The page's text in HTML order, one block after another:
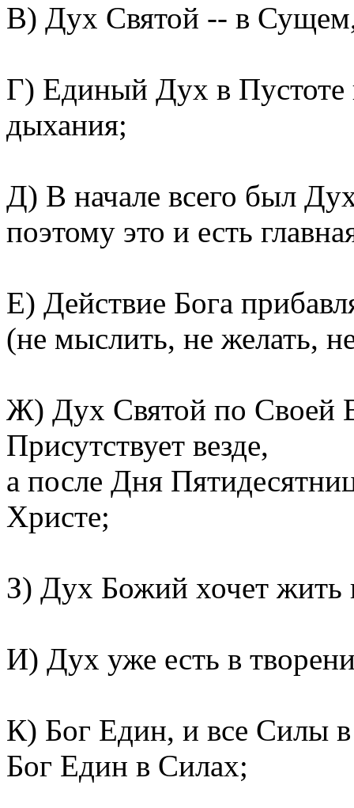
В) Дух Святой -- в
Г) Единый Дух в Пустоте
дыхания;
Д) В начале всего был
поэтому это и есть
Е) Действие Бога
(не мыслить, не желать,
Ж) Дух Святой по Своей
Присутствует везде,
а после Дня
Христе;
З) Дух Божий хочет жить
И) Дух уже есть в
К) Бог Един, и все Силы
Бог Един в Силах;